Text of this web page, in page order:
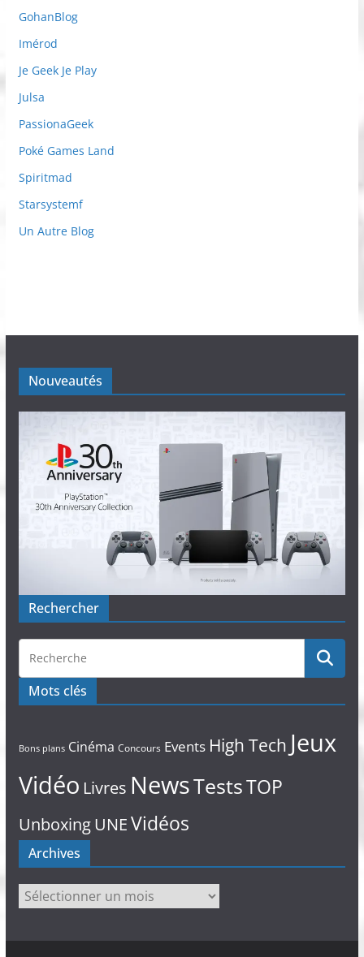
GohanBlog
Imérod
Je Geek Je Play
Julsa
PassionaGeek
Poké Games Land
Spiritmad
Starsystemf
Un Autre Blog
Nouveautés
Rechercher
Mots clés
Bons plans Cinéma Concours Events High Tech Jeux
Vidéo Livres NewsTestsTOP
UnboxingUNEVidéos
Archives
Archives